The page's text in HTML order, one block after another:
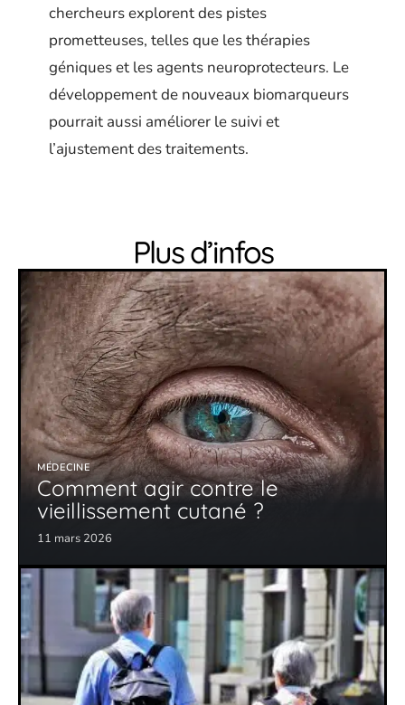
chercheurs explorent des pistes
prometteuses, telles que les thérapies
géniques et les agents neuroprotecteurs. Le
développement de nouveaux biomarqueurs
pourrait aussi améliorer le suivi et
l’ajustement des traitements.
Plus d’infos
MÉDECINE
Comment agir contre le
vieillissement cutané ?
11 mars 2026